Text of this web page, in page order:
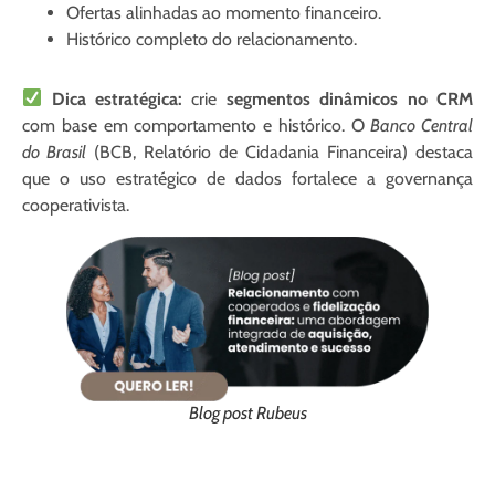
Ofertas alinhadas ao momento financeiro.
Histórico completo do relacionamento.
Dica estratégica: crie segmentos dinâmicos no CRM
com base em comportamento e histórico. OBanco Central
do Brasil (BCB, Relatório de Cidadania Financeira) destaca
que o uso estratégico de dados fortalece a governança
cooperativista.
Blog post Rubeus